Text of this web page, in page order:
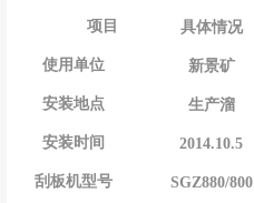
项目 具体情况
使用单位 新景矿
安装地点 生产溜
安装时间 2014.10.5
刮板机型号 SGZ880/800